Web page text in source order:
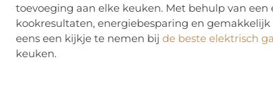
toevoeging aan elke keuken. Met behulp van
kookresultaten, energiebesparing en
eens een kijkje te nemen bij de beste elektrisch
keuken.